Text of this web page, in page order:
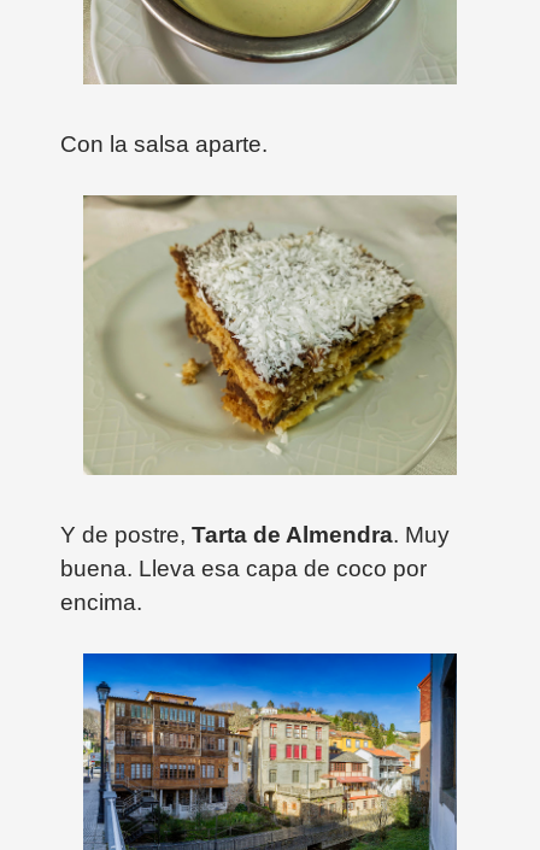
Con la salsa aparte.
Y de postre, Tarta de Almendra. Muy
buena. Lleva esa capa de coco por
encima.